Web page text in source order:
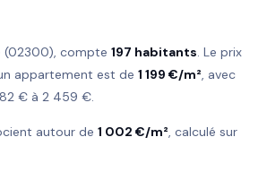
(02300), compte 197 habitants. Le prix
appartement est de 1 199 €/m², avec
€ à 2 459 €.
autour de 1 002 €/m², calculé sur